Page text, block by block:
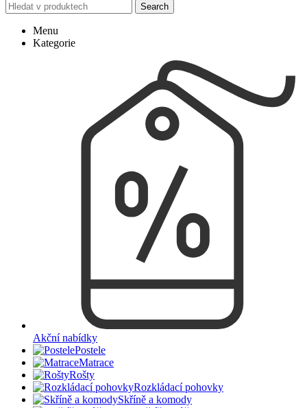
Search
Menu
Kategorie
Akční nabídky
Postele
Matrace
Rošty
Rozkládací pohovky
Skříně a komody